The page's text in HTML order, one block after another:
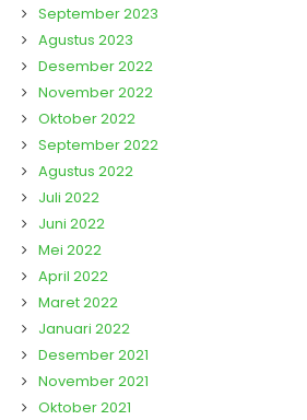
September 2023
Agustus 2023
Desember 2022
November 2022
Oktober 2022
September 2022
Agustus 2022
Juli 2022
Juni 2022
Mei 2022
April 2022
Maret 2022
Januari 2022
Desember 2021
November 2021
Oktober 2021